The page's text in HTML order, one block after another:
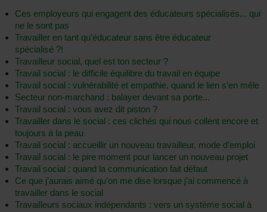
Ces employeurs qui engagent des éducateurs spécialisés... qui
ne le sont pas
Travailler en tant qu’éducateur sans être éducateur
spécialisé ?!
Travailleur social, quel est ton secteur ?
Travail social : le difficile équilibre du travail en équipe
Travail social : vulnérabilité et empathie, quand le lien s’en mêle
Secteur non-marchand : balayer devant sa porte...
Travail social : vous avez dit piston ?
Travailler dans le social : ces clichés qui nous collent encore et
toujours à la peau
Travail social : accueillir un nouveau travailleur, mode d’emploi
Travail social : le pire moment pour lancer un nouveau projet
Travail social : quand la communication fait défaut
Ce que j’aurais aimé qu’on me dise lorsque j’ai commencé à
travailler dans le social
Travailleurs sociaux indépendants : vers un système social à